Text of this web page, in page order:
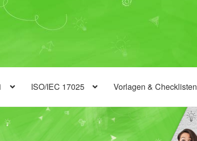
ISO/IEC 17025 Vorlagen & Checklisten